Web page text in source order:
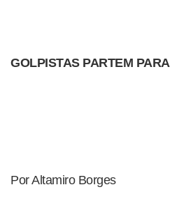
GOLPISTAS PARTEM
Por Altamiro Borges